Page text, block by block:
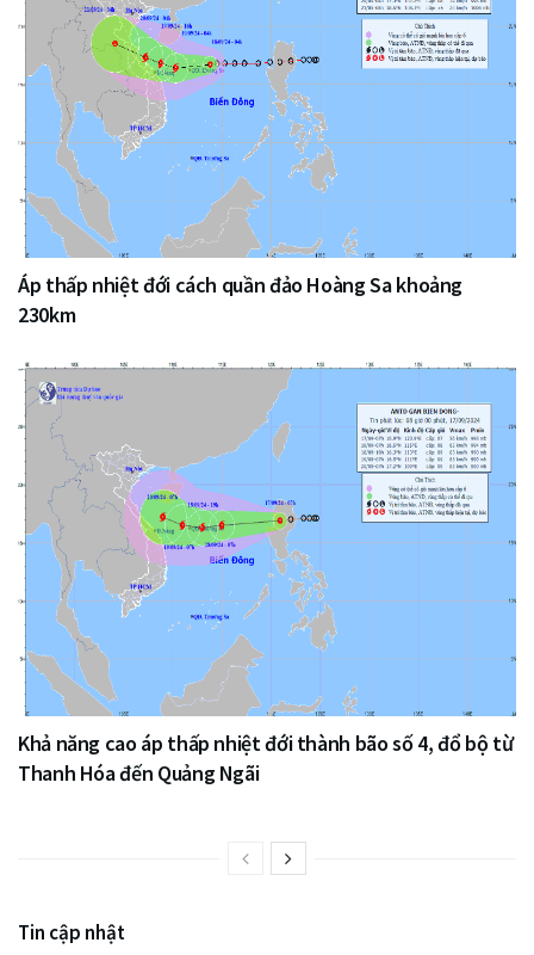
Áp thấp nhiệt đới cách quần đảo Hoàng Sa khoảng
230km
Khả năng cao áp thấp nhiệt đới thành bão số 4, đổ bộ từ
Thanh Hóa đến Quảng Ngãi
Tin cập nhật